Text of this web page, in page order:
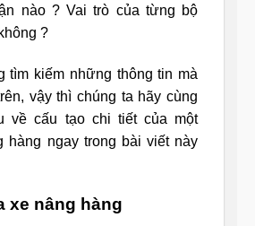
nào ? Vai trò của từng bộ
?
tìm kiếm những thông tin mà
vậy thì chúng ta hãy cùng
về cấu tạo chi tiết của một
hàng ngay trong bài viết này
xe nâng hàng